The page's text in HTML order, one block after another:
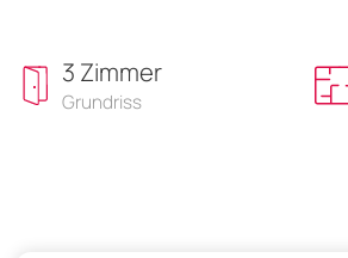
3 Zimmer
Grundriss